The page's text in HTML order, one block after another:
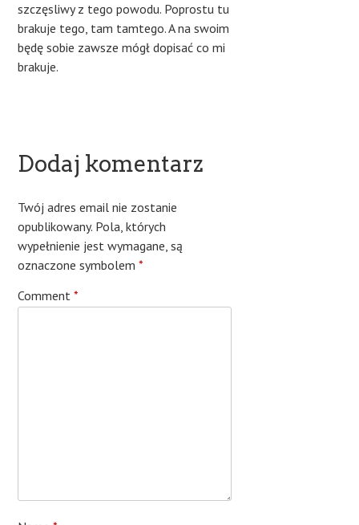
szczęsliwy z tego powodu. Poprostu tu
brakuje tego, tam tamtego. A na swoim
będę sobie zawsze mógł dopisać co mi
brakuje.
Dodaj komentarz
Twój adres email nie zostanie
opublikowany. Pola, których
wypełnienie jest wymagane, są
oznaczone symbolem*
Comment*